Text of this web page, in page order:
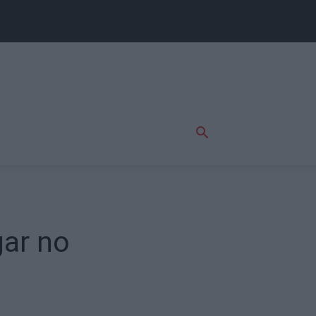
no